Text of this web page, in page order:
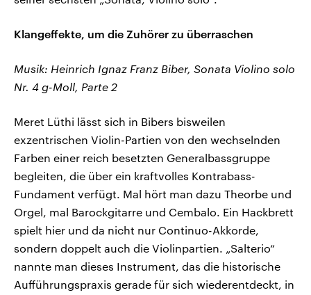
Klangeffekte, um die Zuhörer zu überraschen
Musik: Heinrich Ignaz Franz Biber, Sonata Violino solo
Nr. 4 g-Moll, Parte 2
Meret Lüthi lässt sich in Bibers bisweilen
exzentrischen Violin-Partien von den wechselnden
Farben einer reich besetzten Generalbassgruppe
begleiten, die über ein kraftvolles Kontrabass-
Fundament verfügt. Mal hört man dazu Theorbe und
Orgel, mal Barockgitarre und Cembalo. Ein Hackbrett
spielt hier und da nicht nur Continuo-Akkorde,
sondern doppelt auch die Violinpartien. „Salterio“
nannte man dieses Instrument, das die historische
Aufführungspraxis gerade für sich wiederentdeckt, in